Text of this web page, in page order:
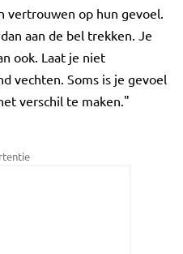
op hun gevoel.
aan de bel trekken. Je
ook. Laat je niet
vechten. Soms is je gevoel
verschil te maken."